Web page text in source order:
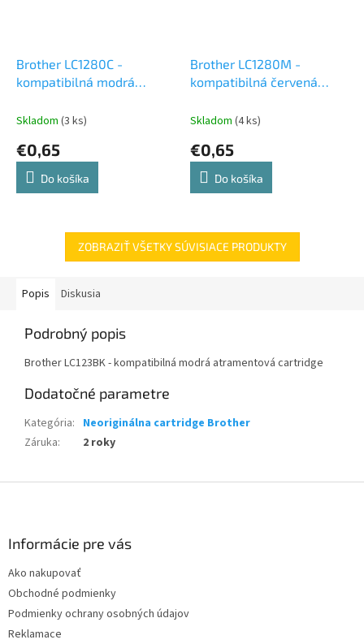
Brother LC1280C -
kompatibilná modrá
Skladom (3 ks)
€0,65
Do košíka
Brother LC1280M -
kompatibilná červená
Skladom (4 ks)
€0,65
Do košíka
ZOBRAZIŤ VŠETKY SÚVISIACE PRODUKTY
Popis Diskusia
Podrobný popis
Brother LC123BK - kompatibilná modrá atramentová cartridge
Dodatočné parametre
Kategória: Neoriginálna cartridge Brother
Záruka: 2 roky
Informácie pre vás
Ako nakupovať
Obchodné podmienky
Podmienky ochrany osobných údajov
Reklamace